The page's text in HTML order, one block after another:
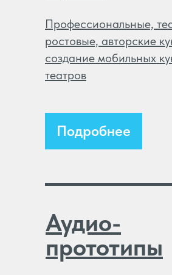
Профессиональные,
ростовые, авторские
создание мобильных
театров
Подробнее
Аудио-
прототипы